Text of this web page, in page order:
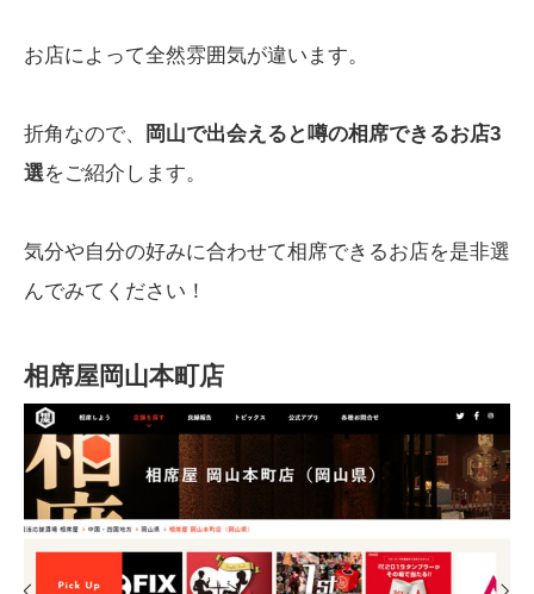
お店によって全然雰囲気が違います。
折角なので、
岡山で出会えると噂の相席できるお店3
選をご紹介します。
気分や自分の好みに合わせて相席できるお店を是非選
んでみてください！
相席屋岡山本町店